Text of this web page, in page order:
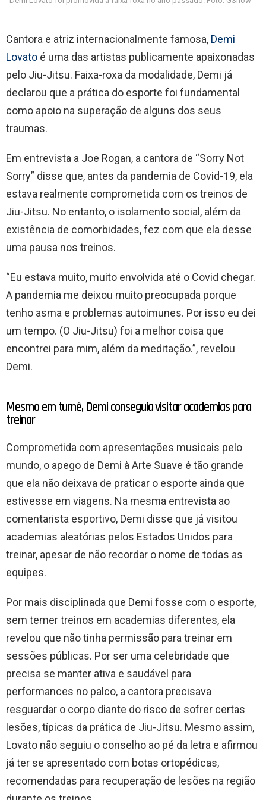
Cantora e atriz internacionalmente famosa, Demi
Lovato é uma das artistas publicamente apaixonadas
pelo Jiu-Jitsu. Faixa-roxa da modalidade, Demi já
declarou que a prática do esporte foi fundamental
como apoio na superação de alguns dos seus
traumas.
Em entrevista a Joe Rogan, a cantora de “Sorry Not
Sorry” disse que, antes da pandemia de Covid-19, ela
estava realmente comprometida com os treinos de
Jiu-Jitsu. No entanto, o isolamento social, além da
existência de comorbidades, fez com que ela desse
uma pausa nos treinos.
“Eu estava muito, muito envolvida até o Covid chegar.
A pandemia me deixou muito preocupada porque
tenho asma e problemas autoimunes. Por isso eu dei
um tempo. (O Jiu-Jitsu) foi a melhor coisa que
encontrei para mim, além da meditação.”, revelou
Demi.
Mesmo em turnê, Demi conseguia visitar academias para
treinar
Comprometida com apresentações musicais pelo
mundo, o apego de Demi à Arte Suave é tão grande
que ela não deixava de praticar o esporte ainda que
estivesse em viagens. Na mesma entrevista ao
comentarista esportivo, Demi disse que já visitou
academias aleatórias pelos Estados Unidos para
treinar, apesar de não recordar o nome de todas as
equipes.
Por mais disciplinada que Demi fosse com o esporte,
sem temer treinos em academias diferentes, ela
revelou que não tinha permissão para treinar em
sessões públicas. Por ser uma celebridade que
precisa se manter ativa e saudável para
performances no palco, a cantora precisava
resguardar o corpo diante do risco de sofrer certas
lesões, típicas da prática de Jiu-Jitsu. Mesmo assim,
Lovato não seguiu o conselho ao pé da letra e afirmou
já ter se apresentado com botas ortopédicas,
recomendadas para recuperação de lesões na região